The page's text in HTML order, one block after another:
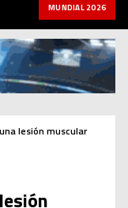
MUNDIAL 2026
lesión muscular